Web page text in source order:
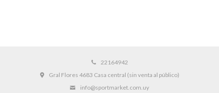
22164942
Gral Flores 4683 Casa central (sin venta al público)
info@sportmarket.com.uy